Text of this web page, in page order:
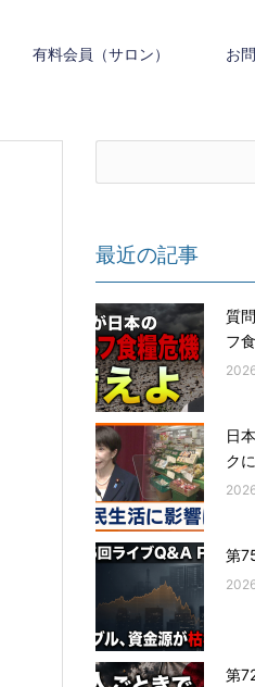
有料会員（サロン） お
最近の記事
質
フ
日
ク
第
第